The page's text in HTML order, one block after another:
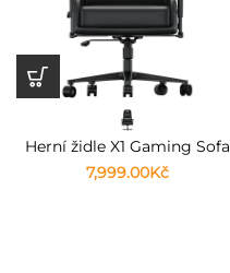
Herní židle X1 Gaming Sofa
7,999.00Kč